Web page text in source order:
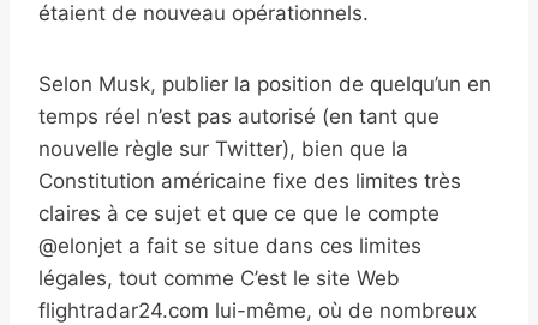
étaient de nouveau opérationnels.
Selon Musk, publier la position de quelqu’un en
temps réel n’est pas autorisé (en tant que
nouvelle règle sur Twitter), bien que la
Constitution américaine fixe des limites très
claires à ce sujet et que ce que le compte
@elonjet a fait se situe dans ces limites
légales, tout comme C’est le site Web
flightradar24.com lui-même, où de nombreux